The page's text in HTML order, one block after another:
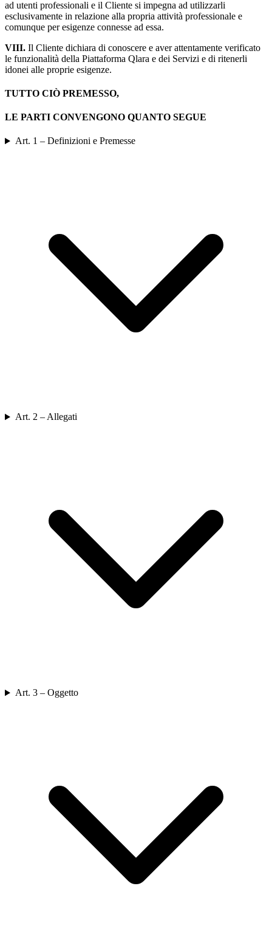
ad utenti professionali e il Cliente si impegna ad utilizzarli
esclusivamente in relazione alla propria attività professionale e
comunque per esigenze connesse ad essa.
VIII. Il Cliente dichiara di conoscere e aver attentamente verificato
le funzionalità della Piattaforma Qlara e dei Servizi e di ritenerli
idonei alle proprie esigenze.
TUTTO CIÒ PREMESSO,
LE PARTI CONVENGONO QUANTO SEGUE
Art. 1 – Definizioni e Premesse
Art. 2 – Allegati
Art. 3 – Oggetto